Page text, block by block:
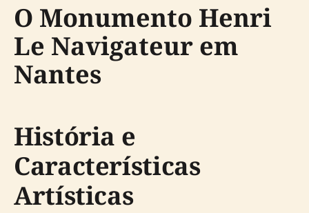
O Monumento Henri
Le Navigateur em
Nantes
História e
Características
Artísticas